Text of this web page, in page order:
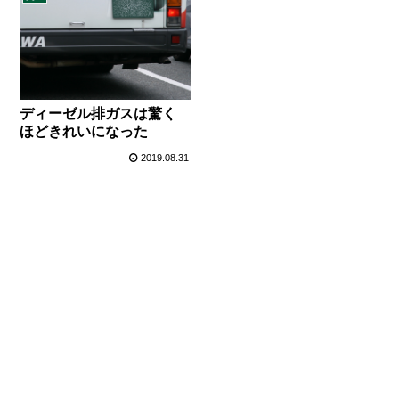
ディーゼル排ガスは驚く
ほどきれいになった
2019.08.31